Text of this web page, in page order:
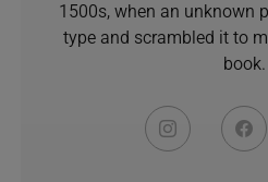
1500s, when an unknown
type and scrambled it to
book.